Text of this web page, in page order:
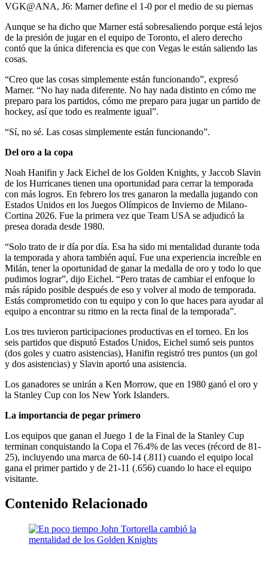
Video
VGK@ANA, J6: Marner define el 1-0 por el medio de su piernas
Aunque se ha dicho que Marner está sobresaliendo porque está lejos
de la presión de jugar en el equipo de Toronto, el alero derecho
contó que la única diferencia es que con Vegas le están saliendo las
cosas.
“Creo que las cosas simplemente están funcionando”, expresó
Marner. “No hay nada diferente. No hay nada distinto en cómo me
preparo para los partidos, cómo me preparo para jugar un partido de
hockey, así que todo es realmente igual”.
“Sí, no sé. Las cosas simplemente están funcionando”.
Del oro a la copa
Noah Hanifin y Jack Eichel de los Golden Knights, y Jaccob Slavin
de los Hurricanes tienen una oportunidad para cerrar la temporada
con más logros. En febrero los tres ganaron la medalla jugando con
Estados Unidos en los Juegos Olímpicos de Invierno de Milano-
Cortina 2026. Fue la primera vez que Team USA se adjudicó la
presea dorada desde 1980.
“Solo trato de ir día por día. Esa ha sido mi mentalidad durante toda
la temporada y ahora también aquí. Fue una experiencia increíble en
Milán, tener la oportunidad de ganar la medalla de oro y todo lo que
pudimos lograr”, dijo Eichel. “Pero tratas de cambiar el enfoque lo
más rápido posible después de eso y volver al modo de temporada.
Estás comprometido con tu equipo y con lo que haces para ayudar al
equipo a encontrar su ritmo en la recta final de la temporada”.
Los tres tuvieron participaciones productivas en el torneo. En los
seis partidos que disputó Estados Unidos, Eichel sumó seis puntos
(dos goles y cuatro asistencias), Hanifin registró tres puntos (un gol
y dos asistencias) y Slavin aportó una asistencia.
Los ganadores se unirán a Ken Morrow, que en 1980 ganó el oro y
la Stanley Cup con los New York Islanders.
La importancia de pegar primero
Los equipos que ganan el Juego 1 de la Final de la Stanley Cup
terminan conquistando la Copa el 76.4% de las veces (récord de 81-
25), incluyendo una marca de 60-14 (.811) cuando el equipo local
gana el primer partido y de 21-11 (.656) cuando lo hace el equipo
visitante.
Contenido Relacionado